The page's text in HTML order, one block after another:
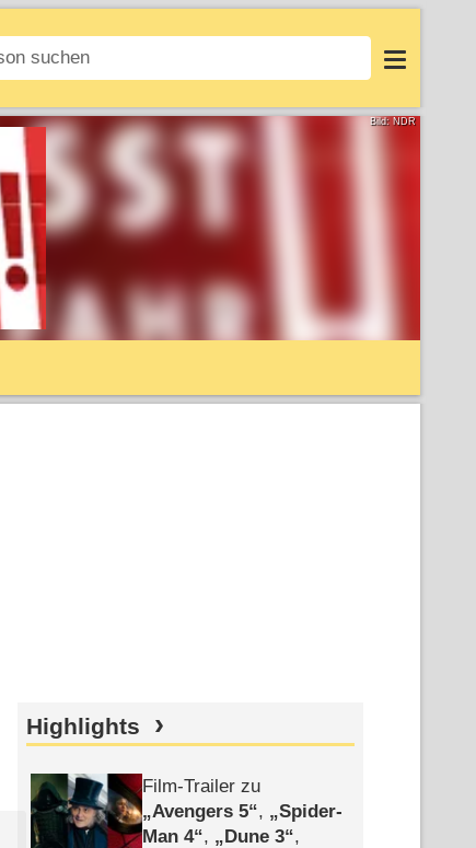
Login
Bild: NDR
Highlights
Film-Trailer zu
Avengers 5 ,
Spider-
Man 4 , Dune 3 ,